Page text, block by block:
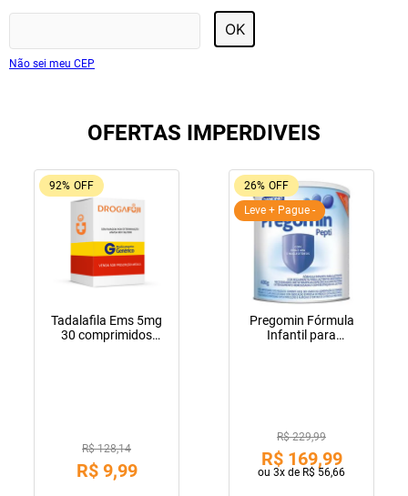
OK
Não sei meu CEP
OFERTAS IMPERDIVEIS
92% OFF
Tadalafila Ems 5mg
30 comprimidos
R$ 128,14
R$ 9,99
26% OFF
Leve + Pague -
Pregomin Fórmula
Infantil para
R$ 229,99
R$ 169,99
ou 3x de R$ 56,66